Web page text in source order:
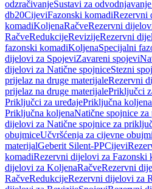
odzračivanjeSustavi za
db20CijeviFazonski komadiRezervni
komadiKoljenaRačveRezervni
RačveRedukcijeRevizijeRezervni
fazonski komadiKoljenaSpecijalni
dijelovi za SpojeviZavareni spojevi
dijelovi za Natične spojniceStezni
prijelaz na druge materijaleRezervni
prijelaz na druge materijalePriključci
Priključci za uređajePriključna koljena
Priključna koljenaNatične spojnice
dijelovi za Natične spojnice za
obujmiceUčvršćenja za cijevne
materijalGeberit Silent-PPCijevi
komadiRezervni dijelovi za Fazonski
dijelovi za KoljenaRačveRezervni
RačveRedukcijeRezervni dijelovi za